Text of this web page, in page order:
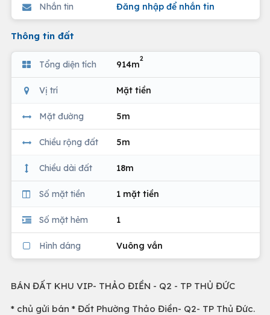
Nhắn tin Đăng nhập để nhắn tin
Thông tin đất
Tổng diện tích 914m
2
Vị trí Mặt tiền
Mặt đường 5m
Chiều rộng đất 5m
Chiều dài đất 18m
Số mặt tiền 1 mặt tiền
Số mặt hẻm 1
Hình dáng Vuông vắn
BÁN ĐẤT KHU VIP- THẢO ĐIỀN - Q2 - TP THỦ ĐỨC
* chủ gửi bán * Đất Phường Thảo Điền- Q2- TP Thủ Đức.